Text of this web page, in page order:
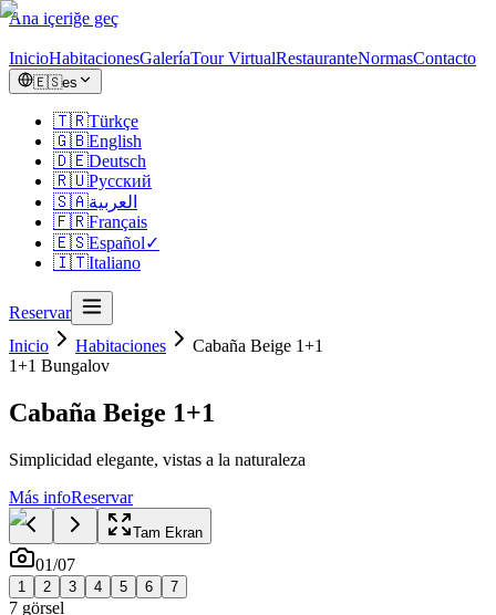
Ana içeriğe geç
InicioHabitacionesGaleríaTour VirtualRestauranteNormasContacto
🇪🇸es
🇹🇷Türkçe
🇬🇧English
🇩🇪Deutsch
🇷🇺Русский
🇸🇦العربية
🇫🇷Français
🇪🇸Español✓
🇮🇹Italiano
Reservar
Inicio
Habitaciones
Cabaña Beige 1+1
1+1 Bungalov
Cabaña Beige 1+1
Simplicidad elegante, vistas a la naturaleza
Más infoReservar
Tam Ekran
01/07
1 2 3 4 5 6 7
7 görsel